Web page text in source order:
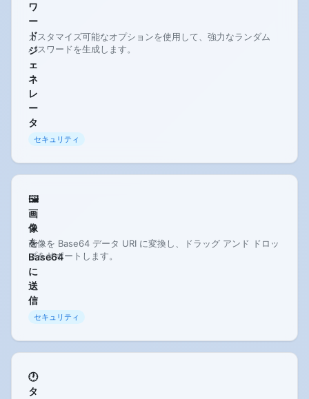
ワ
ー
ド
ジ
ェ
ネ
レ
ー
タ
カスタマイズ可能なオプションを使用して、強力なランダム
パスワードを生成します。
セキュリティ
🖼️
画
像
を
Base64
に
送
信
画像を Base64 データ URI に変換し、ドラッグ アンド ドロッ
プをサポートします。
セキュリティ
🕐
タ